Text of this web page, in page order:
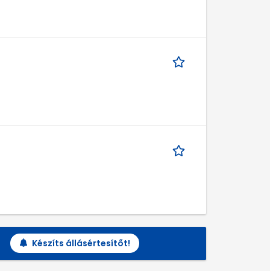
Készíts állásértesítőt!